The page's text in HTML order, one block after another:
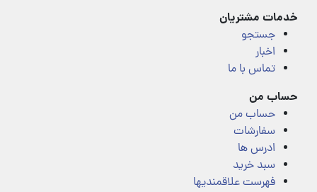
خدمات مشتریان
جستجو
اخبار
تماس با ما
حساب من
حساب من
سفارشات
ادرس ها
سبد خرید
فهرست علاقمندیها